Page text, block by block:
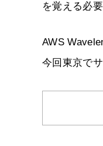
を覚える必
AWS
今回東京で